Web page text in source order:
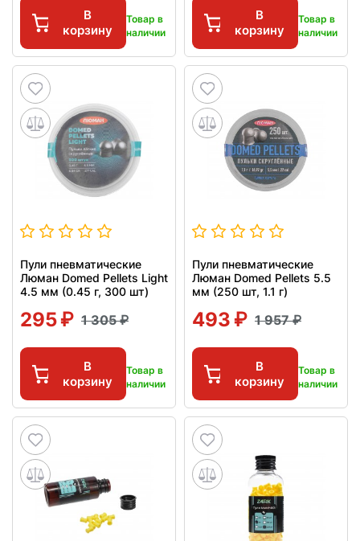
В
корзину
Товар в
наличии
В
корзину
Товар в
наличии
Пули пневматические
Люман Domed Pellets Light
4.5 мм (0.45 г, 300 шт)
295 1 305
В
корзину
Товар в
наличии
Пули пневматические
Люман Domed Pellets 5.5
мм (250 шт, 1.1 г)
493 1 957
В
корзину
Товар в
наличии